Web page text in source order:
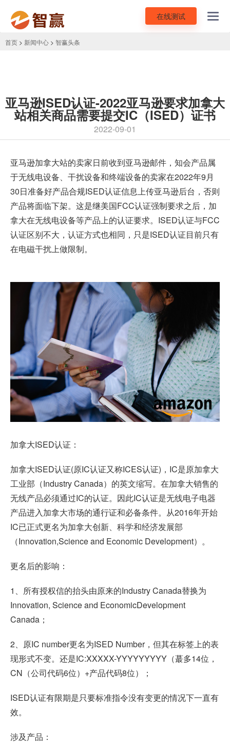
在线测试
首页 > 新闻中心 > 智赢头条
亚马逊ISED认证-2022亚马逊要求加拿大
站相关商品需要提交IC（ISED）证书
2022-09-01
亚马逊加拿大站的卖家日前收到亚马逊邮件 ，知会产品属
于无线电设备、干扰设备和终端设备的卖家在2022年9月
30日准备好产品合规ISED认证信息上传亚马逊后台，否则
产品将面临下架。这是继美国FCC认证强制要求之后，加
拿大在无线电设备等产品上的认证要求。ISED认证与FCC
认证区别不大，认证方式也相同，只是ISED认证目前只有
在电磁干扰上做限制。
加拿大ISED认证：
加拿大ISED认证(原IC认证又称ICES认证)，IC是原加拿大
工业部（Industry Canada）的英文缩写。在加拿大销售的
无线产品必须通过IC的认证。因此IC认证是无线电子电器
产品进入加拿大市场的通行证和必备条件。从2016年开始
IC已正式更名为加拿大创新、科学和经济发展部
（Innovation,Science and Economic Development）。
更名后的影响：
1、所有授权信的抬头由原来的Industry Canada替换为
Innovation, Science and EconomicDevelopment
Canada；
2、原IC number更名为ISED Number，但其在标签上的表
现形式不变。还是IC:XXXXX-YYYYYYYYY（蕞多14位，
CN（公司代码6位）+产品代码8位）；
ISED认证有限期是只要标准指令没有变更的情况下一直有
效。
涉及产品：